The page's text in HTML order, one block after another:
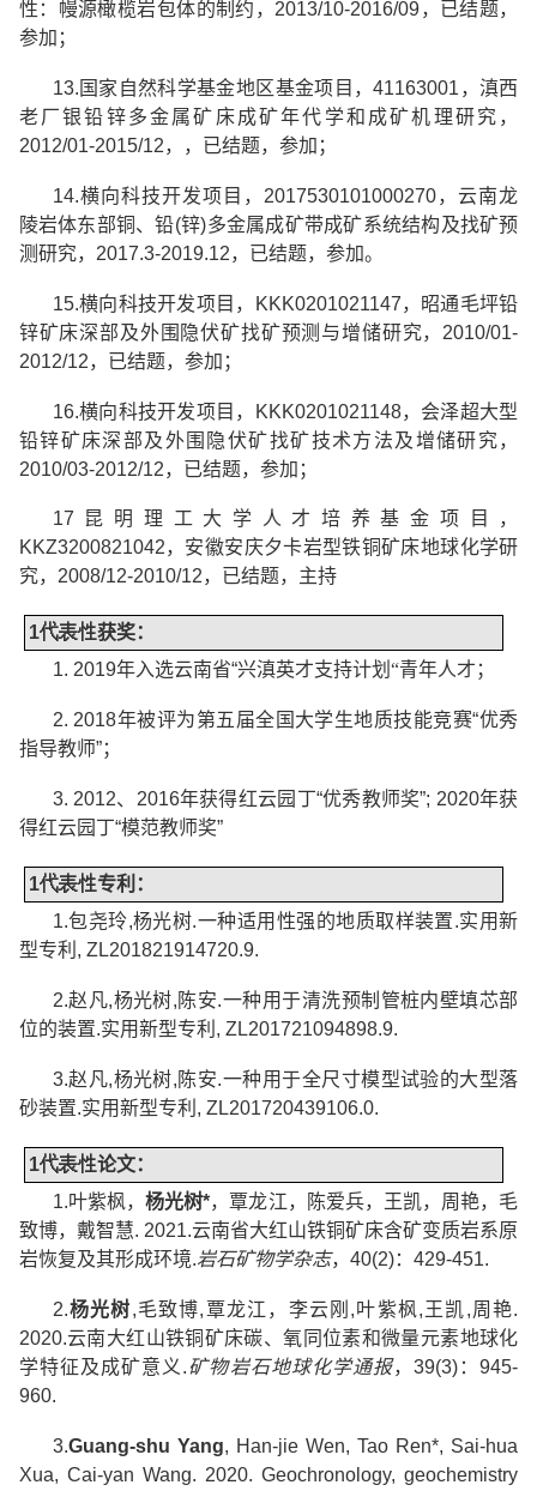
性：幔源橄榄岩包体的制约， 2013/10-2016/09，已结题，
参加；
13. 国家自然科学基金地区基金项目，41163001 ，滇西
老厂银铅锌多金属矿床成矿年代学和成矿机理研究，
2012/01-2015/12，，已结题，参加；
14.横向科技开发项目， 2017530101000270，云南龙
陵岩体东部铜、铅(锌)多金属成矿带成矿系统结构及找矿预
测研究， 2017.3-2019.12，已结题，参加。
15.横向科技开发项目， KKK0201021147，昭通毛坪铅
锌矿床深部及外围隐伏矿找矿预测与增储研究， 2010/01-
2012/12，已结题，参加；
16.横向科技开发项目， KKK0201021148，会泽超大型
铅锌矿床深部及外围隐伏矿找矿技术方法及增储研究，
2010/03-2012/12，已结题，参加；
17 昆明理工大学人才培养基金项目，
KKZ3200821042，安徽安庆夕卡岩型铁铜矿床地球化学研
究， 2008/12-2010/12，已结题，主持
1代表性获奖：
1. 2019年入选云南省“兴滇英才支持计划“青年人才 ；
2. 2018年被评为第五届全国大学生地质技能竞赛“优秀
指导教师”；
3. 2012、 2016年获得红云园丁“优秀教师奖”; 2020年获
得红云园丁“模范教师奖”
1代表性专利：
1.包尧玲,杨光树.一种适用性强的地质取样装置.实用新
型专利 , ZL201821914720.9.
2.赵凡,杨光树, 陈安.一种用于清洗预制管桩内壁填芯部
位的装置.实用新型专利 , ZL201721094898.9.
3.赵凡,杨光树, 陈安.一种用于全尺寸模型试验的大型落
砂装置.实用新型专利 , ZL201720439106.0.
1代表性论文：
1.叶紫枫，杨光树*，覃龙江，陈爱兵，王凯，周艳，毛
致博，戴智慧. 2021.云南省大红山铁铜矿床含矿变质岩系原
岩恢复及其形成环境.岩石矿物学杂志， 40(2)： 429-451.
2.杨光树,毛致博, 覃龙江，李云刚 ,叶紫枫, 王凯 ,周艳.
2020.云南大红山铁铜矿床碳、氧同位素和微量元素地球化
学特征及成矿意义 . 矿物岩石地球化学通报，39(3) ：945-
960.
3.Guang-shu Yang, Han-jie Wen, Tao Ren*, Sai-hua
Xua, Cai-yan Wang. 2020. Geochronology, geochemistry